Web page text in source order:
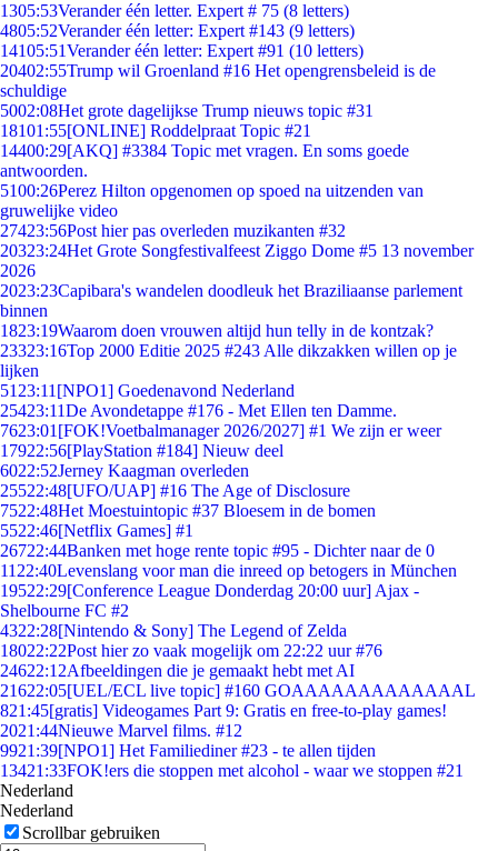
1305:53Verander één letter. Expert # 75 (8 letters)
4805:52Verander één letter: Expert #143 (9 letters)
14105:51Verander één letter: Expert #91 (10 letters)
20402:55Trump wil Groenland #16 Het opengrensbeleid is de
schuldige
5002:08Het grote dagelijkse Trump nieuws topic #31
18101:55[ONLINE] Roddelpraat Topic #21
14400:29[AKQ] #3384 Topic met vragen. En soms goede
antwoorden.
5100:26Perez Hilton opgenomen op spoed na uitzenden van
gruwelijke video
27423:56Post hier pas overleden muzikanten #32
20323:24Het Grote Songfestivalfeest Ziggo Dome #5 13 november
2026
2023:23Capibara's wandelen doodleuk het Braziliaanse parlement
binnen
1823:19Waarom doen vrouwen altijd hun telly in de kontzak?
23323:16Top 2000 Editie 2025 #243 Alle dikzakken willen op je
lijken
51 23:11 [NPO1] Goedenavond Nederland
25423:11De Avondetappe #176 - Met Ellen ten Damme.
7623:01 [FOK!Voetbalmanager 2026/2027] #1 We zijn er weer
17922:56[PlayStation #184] Nieuw deel
6022:52Jerney Kaagman overleden
25522:48[UFO/UAP] #16 The Age of Disclosure
7522:48Het Moestuintopic #37 Bloesem in de bomen
5522:46[Netflix Games] #1
26722:44Banken met hoge rente topic #95 - Dichter naar de 0
11 22:40Levenslang voor man die inreed op betogers in München
19522:29[Conference League Donderdag 20:00 uur] Ajax -
Shelbourne FC #2
4322:28[Nintendo & Sony] The Legend of Zelda
18022:22Post hier zo vaak mogelijk om 22:22 uur #76
24622:12Afbeeldingen die je gemaakt hebt met AI
21622:05[UEL/ECL live topic] #160 GOAAAAAAAAAAAAAL
821:45[gratis] Videogames Part 9: Gratis en free-to-play games!
2021:44Nieuwe Marvel films. #12
9921:39[NPO1] Het Familiediner #23 - te allen tijden
13421:33FOK!ers die stoppen met alcohol - waar we stoppen #21
Nederland
Nederland
Scrollbar gebruiken